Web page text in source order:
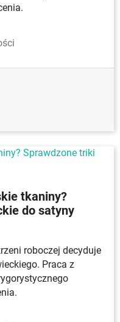
tkaniny?
do satyny
roboczej decyduje
Praca z